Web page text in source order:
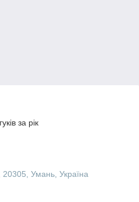
за рік
20305, Умань, Україна